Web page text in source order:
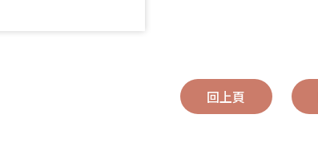
回上頁